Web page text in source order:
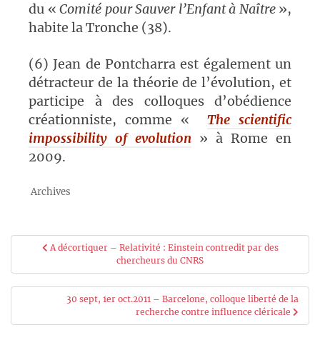
du « Comité pour Sauver l’Enfant à Naître»,
habite la Tronche (38).
(6) Jean de Pontcharra est également un
détracteur de la théorie de l’évolution, et
participe à des colloques d’obédience
créationniste, comme « The scientific
impossibility of evolution » à Rome en
2009.
Archives
Navigation
de
l’article
A décortiquer – Relativité : Einstein contredit par des
chercheurs du CNRS
30 sept, 1er oct.2011 – Barcelone, colloque liberté de la
recherche contre influence cléricale